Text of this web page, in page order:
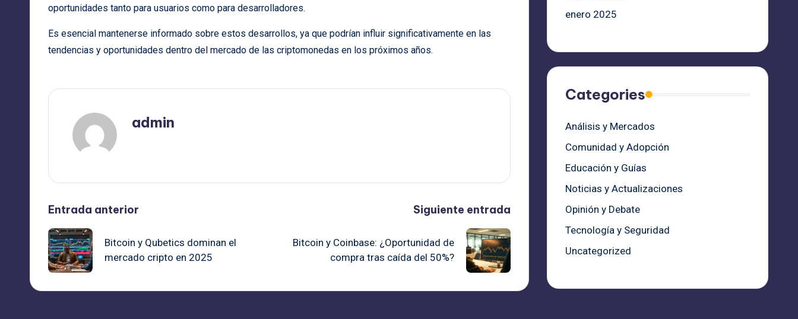
oportunidades tanto para usuarios como para desarrolladores.
Es esencial mantenerse informado sobre estos desarrollos, ya que podrían influir significativamente en las
tendencias y oportunidades dentro del mercado de las criptomonedas en los próximos años.
admin
Navegación
de
entradas
Entrada anterior
Bitcoin y Qubetics dominan el
mercado cripto en 2025
Siguiente entrada
Bitcoin y Coinbase: ¿Oportunidad de
compra tras caída del 50%?
enero 2025
Categories
Análisis y Mercados
Comunidad y Adopción
Educación y Guías
Noticias y Actualizaciones
Opinión y Debate
Tecnología y Seguridad
Uncategorized